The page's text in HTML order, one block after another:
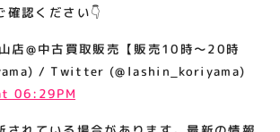
確認ください👇
店@中古買取販売【販売10時～20時
/ Twitter (@lashin_koriyama)
06:29PM